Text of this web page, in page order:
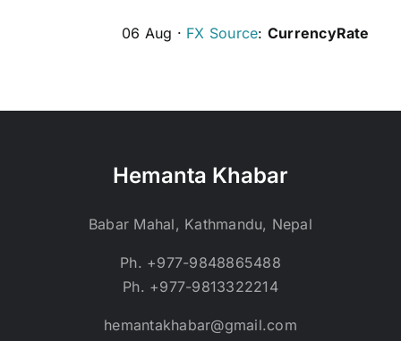
06 Aug · FX Source: CurrencyRate
Hemanta Khabar
Babar Mahal, Kathmandu, Nepal
Ph. +977-9848865488
Ph. +977-9813322214
hemantakhabar@gmail.com